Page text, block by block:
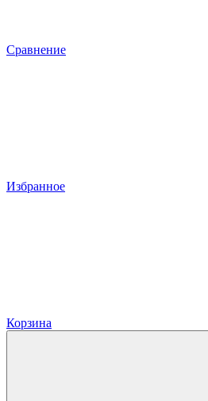
Сравнение
Избранное
Корзина